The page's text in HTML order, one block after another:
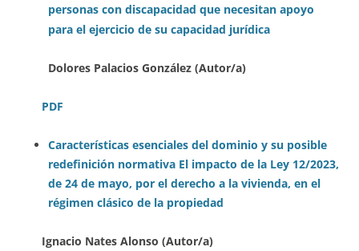
personas con discapacidad que necesitan apoyo
para el ejercicio de su capacidad jurídica
Dolores Palacios González (Autor/a)
PDF
Características esenciales del dominio y su posible
redefinición normativa El impacto de la Ley 12/2023,
de 24 de mayo, por el derecho a la vivienda, en el
régimen clásico de la propiedad
Ignacio Nates Alonso (Autor/a)